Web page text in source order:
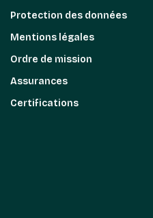
Protection des données
Mentions légales
Ordre de mission
Assurances
Certifications